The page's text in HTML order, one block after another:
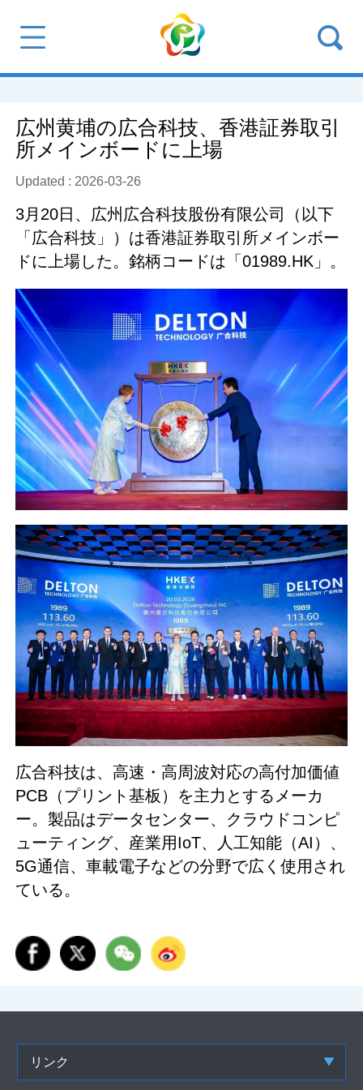
広州黄埔の広合科技、香港証券取引
所メインボードに上場
Updated : 2026-03-26
3月20日、広州広合科技股份有限公司（以下
「広合科技」）は香港証券取引所メインボー
ドに上場した。銘柄コードは「01989.HK」。
広合科技は、高速・高周波対応の高付加価値
PCB（プリント基板）を主力とするメーカ
ー。製品はデータセンター、クラウドコンピ
ューティング、産業用IoT、人工知能（AI）、
5G通信、車載電子などの分野で広く使用され
ている。
リンク